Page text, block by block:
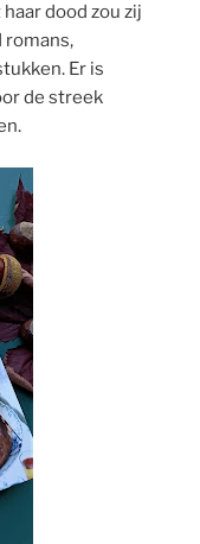
dood zou zij
romans,
Er is
de streek